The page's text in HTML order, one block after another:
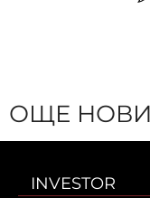
ОЩЕ
INVESTOR